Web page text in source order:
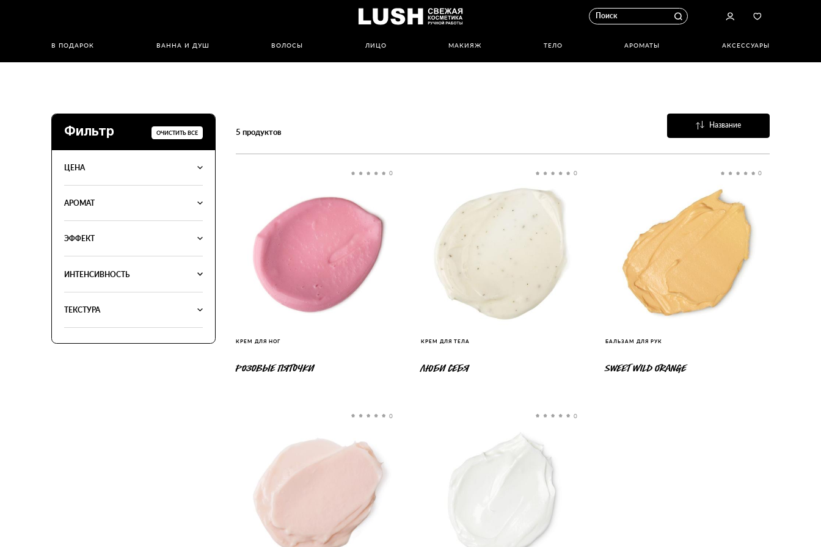
В ПОДАРОК ВАННА И ДУШ ВОЛОСЫ ЛИЦО МАКИЯЖ ТЕЛО АРОМАТЫ АКСЕССУАРЫ
Фильтр
ЦЕНА
АРОМАТ
ЭФФЕКТ
ИНТЕНСИВНОСТЬ
ТЕКСТУРА
ОЧИСТИТЬ ВСЕ 5 продуктов
Название
0
КРЕМ ДЛЯ НОГ
РОЗОВЫЕ ПЯТОЧКИ
0
КРЕМ ДЛЯ ТЕЛА
ЛЮБИ СЕБЯ
0
БАЛЬЗАМ ДЛЯ РУК
SWEET WILD ORANGE
0 0